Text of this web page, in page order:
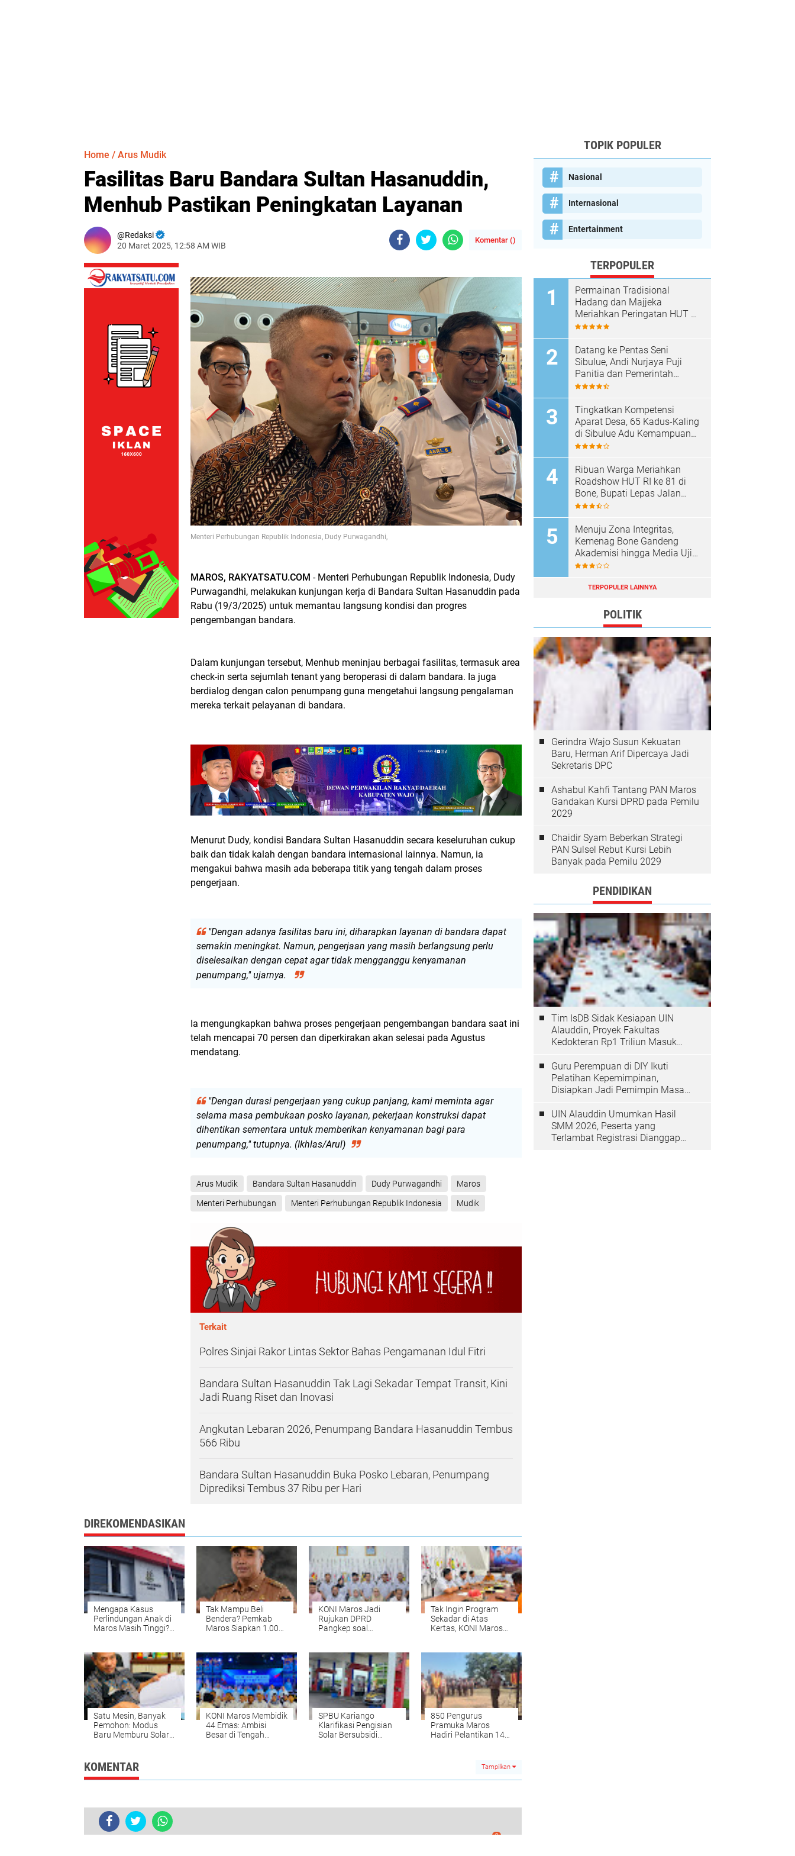
Home / Arus Mudik
Fasilitas Baru Bandara Sultan Hasanuddin,
Menhub Pastikan Peningkatan Layanan
Redaksi
20 Maret 2025, 12:58 AM WIB
Komentar ()
Menteri Perhubungan Republik Indonesia, Dudy Purwagandhi,
MAROS, RAKYATSATU.COM - Menteri Perhubungan Republik Indonesia, Dudy
Purwagandhi, melakukan kunjungan kerja di Bandara Sultan Hasanuddin pada
Rabu (19/3/2025) untuk memantau langsung kondisi dan progres
pengembangan bandara.
Dalam kunjungan tersebut, Menhub meninjau berbagai fasilitas, termasuk area
check-in serta sejumlah tenant yang beroperasi di dalam bandara. Ia juga
berdialog dengan calon penumpang guna mengetahui langsung pengalaman
mereka terkait pelayanan di bandara.
Menurut Dudy, kondisi Bandara Sultan Hasanuddin secara keseluruhan cukup
baik dan tidak kalah dengan bandara internasional lainnya. Namun, ia
mengakui bahwa masih ada beberapa titik yang tengah dalam proses
pengerjaan.
"Dengan adanya fasilitas baru ini, diharapkan layanan di bandara dapat
semakin meningkat. Namun, pengerjaan yang masih berlangsung perlu
diselesaikan dengan cepat agar tidak mengganggu kenyamanan
penumpang," ujarnya.
Ia mengungkapkan bahwa proses pengerjaan pengembangan bandara saat ini
telah mencapai 70 persen dan diperkirakan akan selesai pada Agustus
mendatang.
"Dengan durasi pengerjaan yang cukup panjang, kami meminta agar
selama masa pembukaan posko layanan, pekerjaan konstruksi dapat
dihentikan sementara untuk memberikan kenyamanan bagi para
penumpang," tutupnya. (Ikhlas/Arul)
Arus Mudik Bandara Sultan Hasanuddin Dudy Purwagandhi Maros
Menteri Perhubungan Menteri Perhubungan Republik Indonesia Mudik
Terkait
Polres Sinjai Rakor Lintas Sektor Bahas Pengamanan Idul Fitri
Bandara Sultan Hasanuddin Tak Lagi Sekadar Tempat Transit, Kini
Jadi Ruang Riset dan Inovasi
Angkutan Lebaran 2026, Penumpang Bandara Hasanuddin Tembus
566 Ribu
Bandara Sultan Hasanuddin Buka Posko Lebaran, Penumpang
Diprediksi Tembus 37 Ribu per Hari
DIREKOMENDASIKAN
Mengapa Kasus
Perlindungan Anak di
Maros Masih Tinggi?
Tak Mampu Beli
Bendera? Pemkab
Maros Siapkan 1.000
KONI Maros Jadi
Rujukan DPRD
Pangkep soal
Tak Ingin Program
Sekadar di Atas
Kertas, KONI Maros
Satu Mesin, Banyak
Pemohon: Modus
Baru Memburu Solar
KONI Maros Membidik
44 Emas: Ambisi
Besar di Tengah
SPBU Kariango
Klarifikasi Pengisian
Solar Bersubsidi
850 Pengurus
Pramuka Maros
Hadiri Pelantikan 14
KOMENTAR Tampilkan
0
TOPIK POPULER
Nasional
Internasional
Entertainment
TERPOPULER
Permainan Tradisional
Hadang dan Majjeka
Meriahkan Peringatan HUT RI
di Sibulue
Datang ke Pentas Seni
Sibulue, Andi Nurjaya Puji
Panitia dan Pemerintah
Kecamatan
Tingkatkan Kompetensi
Aparat Desa, 65 Kadus-Kaling
di Sibulue Adu Kemampuan
Berpidato
Ribuan Warga Meriahkan
Roadshow HUT RI ke 81 di
Bone, Bupati Lepas Jalan
Santai
Menuju Zona Integritas,
Kemenag Bone Gandeng
Akademisi hingga Media Uji
Standar Pelayanan
TERPOPULER LAINNYA
POLITIK
Gerindra Wajo Susun Kekuatan
Baru, Herman Arif Dipercaya Jadi
Sekretaris DPC
Ashabul Kahfi Tantang PAN Maros
Gandakan Kursi DPRD pada Pemilu
2029
Chaidir Syam Beberkan Strategi
PAN Sulsel Rebut Kursi Lebih
Banyak pada Pemilu 2029
PENDIDIKAN
Tim IsDB Sidak Kesiapan UIN
Alauddin, Proyek Fakultas
Kedokteran Rp1 Triliun Masuk
Guru Perempuan di DIY Ikuti
Pelatihan Kepemimpinan,
Disiapkan Jadi Pemimpin Masa
UIN Alauddin Umumkan Hasil
SMM 2026, Peserta yang
Terlambat Registrasi Dianggap